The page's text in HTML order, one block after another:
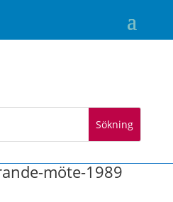
möte-1989